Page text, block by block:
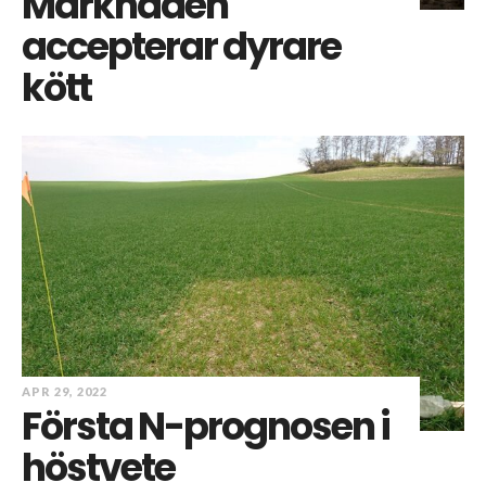
accepterar dyrare
kött
APR 29, 2022
Första N-prognosen i
höstvete